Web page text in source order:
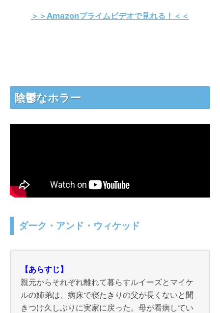
＞＞Amazonプライムビデオで見れる！＜＜
陰鬱なホラー
ダーク・アンド・ウィケッド
【あらすじ】
親元からそれぞれ離れて暮らすルイーズとマイケ
ルの姉弟は、病床で寝たきりの父が長くないと聞
きつけ久しぶりに実家に戻った。母が看病してい